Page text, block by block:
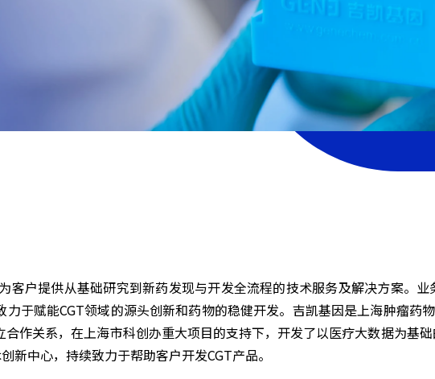
客户提供从基础研究到新药发现与开发全流程的技术服务及解决方案。
于赋能CGT领域的源头创新和药物的稳健开发。吉凯基因是上海肿瘤药
作关系，在上海市科创办重大项目的支持下，开发了以医疗大数据为基
中心，持续致力于帮助客户开发CGT产品。